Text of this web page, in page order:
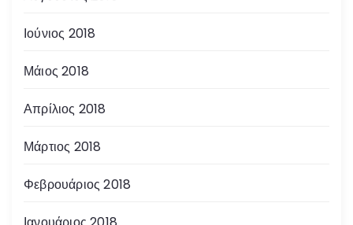
Ιούνιος 2018
Μάιος 2018
Απρίλιος 2018
Μάρτιος 2018
Φεβρουάριος 2018